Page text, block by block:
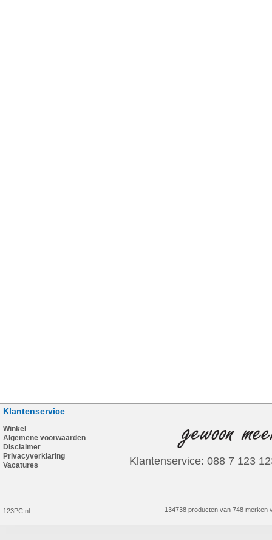
Klantenservice
Winkel
Algemene voorwaarden
Disclaimer
Privacyverklaring
Vacatures
123PC.nl
Klantenservice: 088 7 123
134738 producten van 748 merken